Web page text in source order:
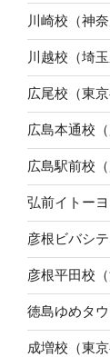
川崎校（神奈
川越校（埼玉
広尾校（東京
広島本通校（
広島駅前校（
弘前イトー
彦根ビバシ
彦根平田校（
徳島ゆめタ
成増校（東京